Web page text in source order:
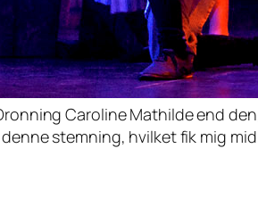
Caroline Mathilde end
stemning, hvilket fik mig